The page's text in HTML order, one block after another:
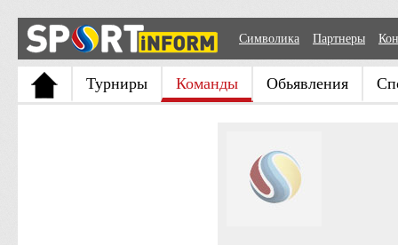
Символика Партнеры
Турниры Команды Обьявления